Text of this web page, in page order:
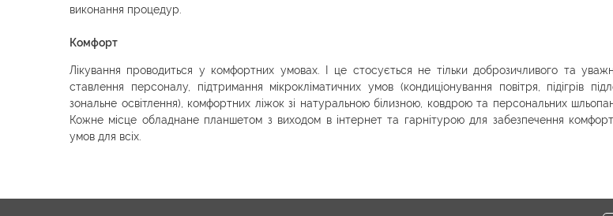
виконання процедур.
Комфорт
Лікування проводиться у комфортних умовах. І це стосується не тільки доброзичливого та
ставлення персоналу, підтримання мікрокліматичних умов (кондиціонування повітря, підігрів
зональне освітлення), комфортних ліжок зі натуральною білизною, ковдрою та персональних
Кожне місце обладнане планшетом з виходом в інтернет та гарнітурою для забезпечення
умов для всіх.